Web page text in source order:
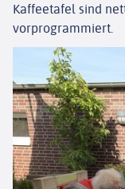
Kaffeetafel sind
vorprogrammiert.